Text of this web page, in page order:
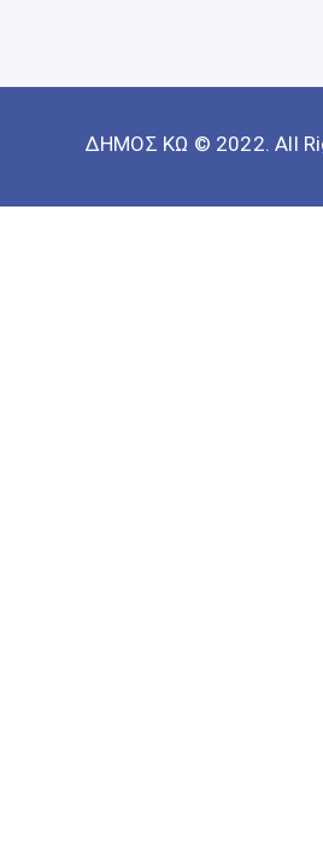
ΔΗΜΟΣ ΚΩ © 2022. All